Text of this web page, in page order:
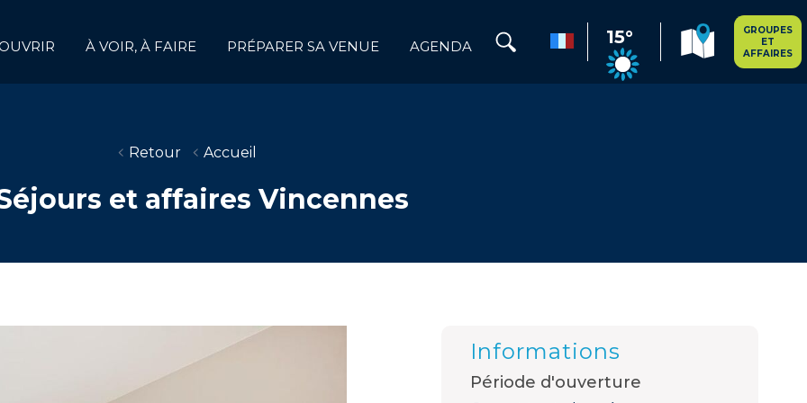
À VOIR, À FAIRE PRÉPARER SA VENUE AGENDA 15°
GROUPES
ET
AFFAIRES
Retour Accueil
et affaires Vincennes
Informations
Période d'ouverture